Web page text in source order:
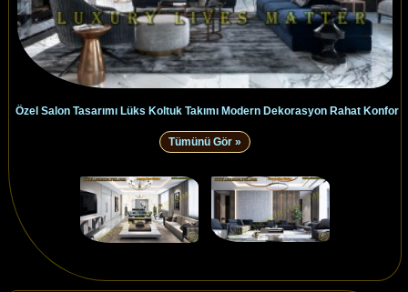
Özel Salon Tasarımı Lüks Koltuk Takımı Modern Dekorasyon Rahat Konfor
Tümünü Gör »